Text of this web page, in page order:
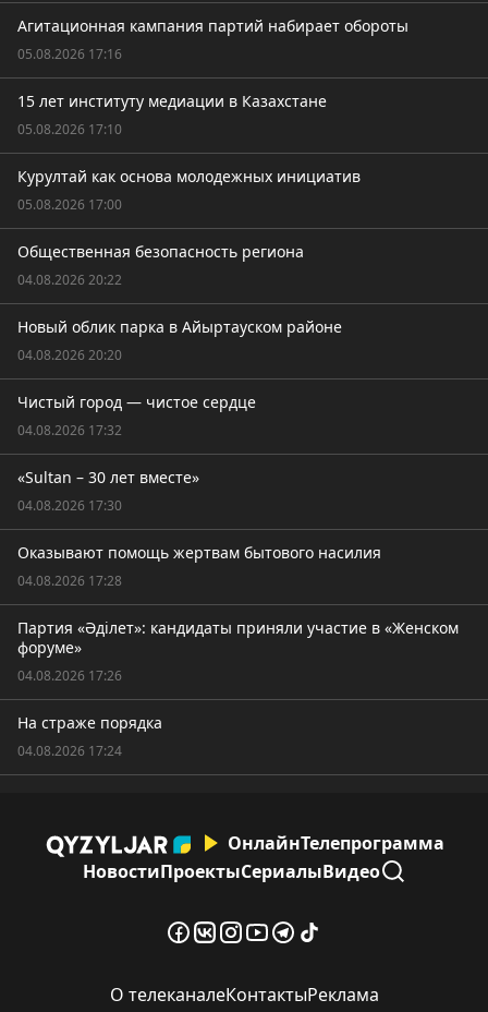
Агитационная кампания партий набирает обороты
05.08.2026 17:16
15 лет институту медиации в Казахстане
05.08.2026 17:10
Курултай как основа молодежных инициатив
05.08.2026 17:00
Общественная безопасность региона
04.08.2026 20:22
Новый облик парка в Айыртауском районе
04.08.2026 20:20
Чистый город — чистое сердце
04.08.2026 17:32
«Sultan – 30 лет вместе»
04.08.2026 17:30
Оказывают помощь жертвам бытового насилия
04.08.2026 17:28
Партия «Әділет»: кандидаты приняли участие в «Женском
форуме»
04.08.2026 17:26
На страже порядка
04.08.2026 17:24
ОнлайнТелепрограмма
НовостиПроектыСериалыВидео
О телеканалеКонтактыРеклама